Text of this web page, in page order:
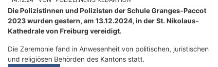
Die Polizistinnen und Polizisten der Schule Granges-Paccot
2023 wurden gestern, am 13.12.2024, in der St. Nikolaus-
Kathedrale von Freiburg vereidigt.
Die Zeremonie fand in Anwesenheit von politischen, juristischen
und religiösen Behörden des Kantons statt.